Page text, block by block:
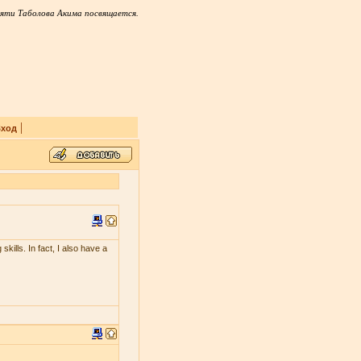
Таболова Акима посвящается.
|
skills. In fact, I also have a